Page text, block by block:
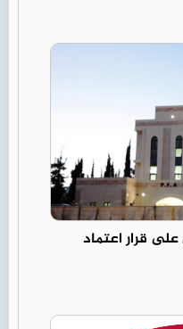
على قرار اعتماد